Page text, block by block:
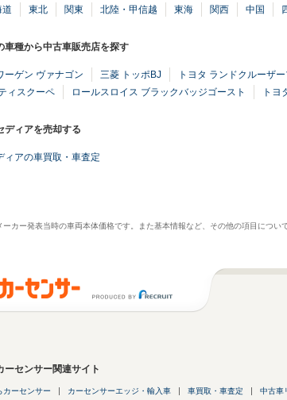
道 東北 関東 北陸・甲信越 東海 関西 中国
種から中古車販売店を探す
ーゲン ヴァナゴン 三菱 トッポBJ トヨタ ランドクルーザ
ィスクーペ
ロールスロイス ブラックバッジゴースト トヨ
ィアを売却する
ィアの車買取・車査定
ーカー発表当時の車両本体価格です。また基本情報など、その他の項目につい
ーセンサー関連サイト
カーセンサー カーセンサーエッジ・輸入車 車買取・車査定 中古車